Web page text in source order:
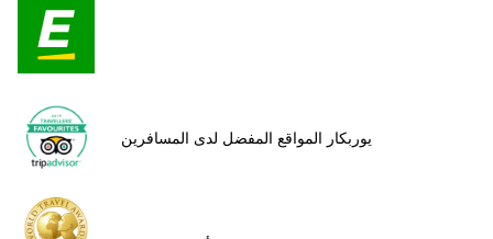
يوربكار المواقع المفضل لدى المسافرين